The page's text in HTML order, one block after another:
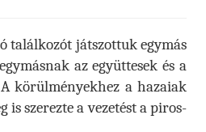
találkozót játszottuk egymás
az együttesek és a
körülményekhez a hazaiak
is szerezte a vezetést a piros-